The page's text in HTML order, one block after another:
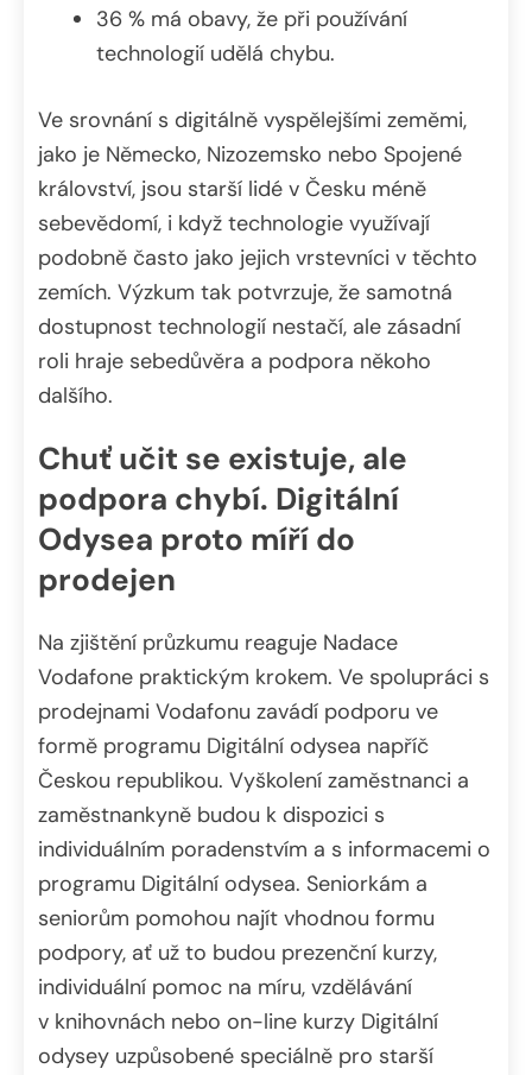
36 % má obavy, že při používání
technologií udělá chybu.
Ve srovnání s digitálně vyspělejšími zeměmi,
jako je Německo, Nizozemsko nebo Spojené
království, jsou starší lidé v Česku méně
sebevědomí, i když technologie využívají
podobně často jako jejich vrstevníci v těchto
zemích. Výzkum tak potvrzuje, že samotná
dostupnost technologií nestačí, ale zásadní
roli hraje sebedůvěra a podpora někoho
dalšího.
Chuť učit se existuje, ale
podpora chybí. Digitální
Odysea proto míří do
prodejen
Na zjištění průzkumu reaguje Nadace
Vodafone praktickým krokem. Ve spolupráci s
prodejnami Vodafonu zavádí podporu ve
formě programu Digitální odysea napříč
Českou republikou. Vyškolení zaměstnanci a
zaměstnankyně budou k dispozici s
individuálním poradenstvím a s informacemi o
programu Digitální odysea. Seniorkám a
seniorům pomohou najít vhodnou formu
podpory, ať už to budou prezenční kurzy,
individuální pomoc na míru, vzdělávání
v knihovnách nebo on-line kurzy Digitální
odysey uzpůsobené speciálně pro starší